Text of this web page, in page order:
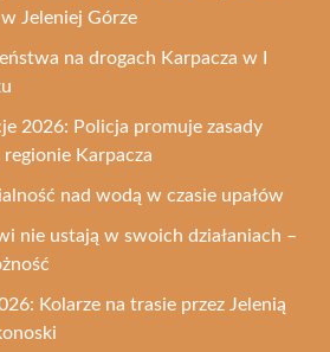
Jeleniej Górze
na drogach Karpacza w I
2026: Policja promuje zasady
Karpacza
nad wodą w czasie upałów
nie ustają w swoich działaniach –
Kolarze na trasie przez Jelenią